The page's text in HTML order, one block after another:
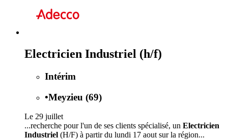
Electricien Industriel (h/f)
Intérim
•Meyzieu (69)
Le 29 juillet
...recherche pour l'un de ses clients spécialisé, un Electricien
Industriel (H/F) à partir du lundi 17 aout sur la région...